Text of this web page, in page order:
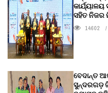
ସହିତ ନିଜର
14602
ବେଦାନ୍ତ
ସୁନ୍ଦରଗଡ଼